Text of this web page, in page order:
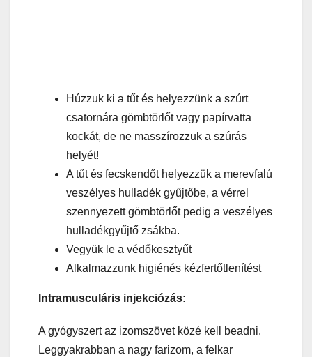
Húzzuk ki a tűt és helyezzünk a szúrt
csatornára gömbtörlőt vagy papírvatta
kockát, de ne masszírozzuk a szúrás
helyét!
A tűt és fecskendőt helyezzük a merevfalú
veszélyes hulladék gyűjtőbe, a vérrel
szennyezett gömbtörlőt pedig a veszélyes
hulladékgyűjtő zsákba.
Vegyük le a védőkesztyűt
Alkalmazzunk higiénés kézfertőtlenítést
Intramusculáris injekciózás:
A gyógyszert az izomszövet közé kell beadni.
Leggyakrabban a nagy farizom, a felkar